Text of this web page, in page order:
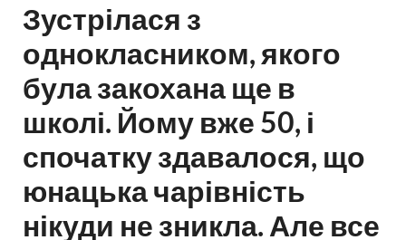
Зустрілася з
однокласником, якого
була закохана ще в
школі. Йому вже 50, і
спочатку здавалося, що
юнацька чарівність
нікуди не зникла. Але все